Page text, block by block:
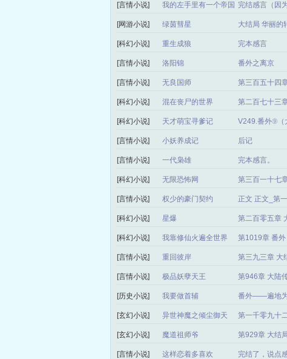
[言情小说] 我的左手里有一个帝国 完结感言（因
[网游小说] 绿茵彗星 大结局 华丽的
[科幻小说] 重生成狼 完本感言
[言情小说] 洛阳锦 番外之离京
[言情小说] 无良国师 第三百五十四
[科幻小说] 混在丧尸的世界 第二百七十三
[科幻小说] 天才萌宝寻爹记 V249.番外⑨（
[言情小说] 小妖养成记 后记
[言情小说] 一代枭雄 完本感言。
[科幻小说] 无限恐怖网 第三百一十七
[言情小说] 权少的豪门契约 正文 正文_第
[科幻小说] 星爆 第二百零五章
[科幻小说] 我靠修仙火遍全世界 第1019章 番
[言情小说] 重回彼岸 第三九三章 大
[言情小说] 极品妖孽天王 第946章 大陆
[历史小说] 我要做首辅 番外——遍地
[玄幻小说] 异世神魔之倾尘御天
第一千零九十
局）
[玄幻小说] 魔道祖师爷 第929章 大结
[言情小说] 这样恋着多喜欢 完结了，说点